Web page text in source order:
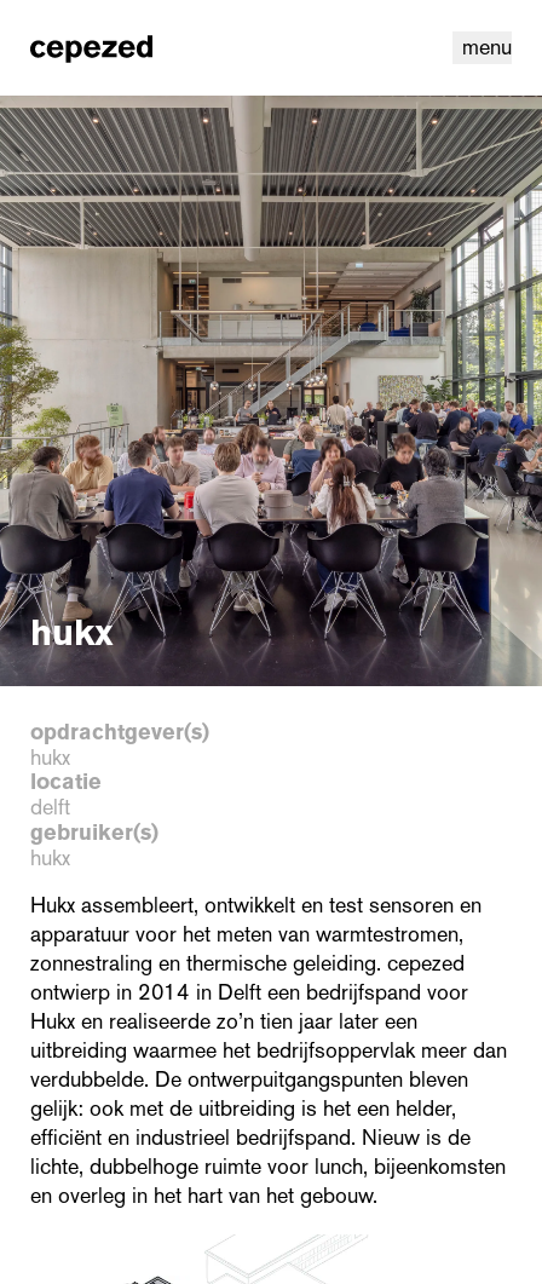
menu
linkedininstagram cookiesnl | en
hukx
opdrachtgever(s)
hukx
locatie
delft
gebruiker(s)
hukx
Hukx assembleert, ontwikkelt en test sensoren en
apparatuur voor het meten van warmtestromen,
zonnestraling en thermische geleiding. cepezed
ontwierp in 2014 in Delft een bedrijfspand voor
Hukx en realiseerde zo’n tien jaar later een
uitbreiding waarmee het bedrijfsoppervlak meer dan
verdubbelde. De ontwerpuitgangspunten bleven
gelijk: ook met de uitbreiding is het een helder,
efficiënt en industrieel bedrijfspand. Nieuw is de
lichte, dubbelhoge ruimte voor lunch, bijeenkomsten
en overleg in het hart van het gebouw.